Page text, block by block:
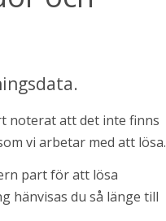
noterat att det inte finns
vi arbetar med att lösa.
part för att lösa